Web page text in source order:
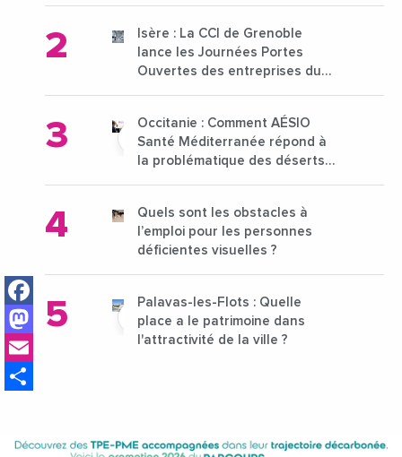
Facebook
Mastodon
Isère : La CCI de Grenoble
lance les Journées Portes
Ouvertes des entreprises du
Occitanie : Comment AÉSIO
Santé Méditerranée répond à
la problématique des déserts
Quels sont les obstacles à
l’emploi pour les personnes
déficientes visuelles ?
Palavas-les-Flots : Quelle
place a le patrimoine dans
l'attractivité de la ville ?